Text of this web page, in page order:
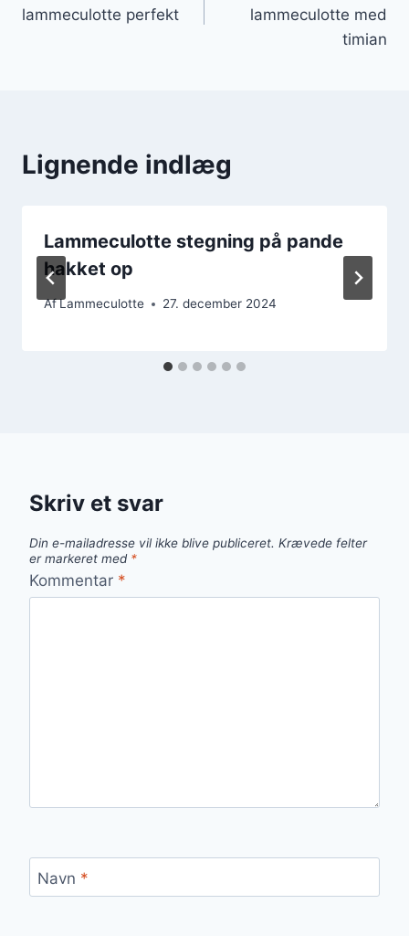
lammeculotte perfekt
lammeculotte med
timian
Lignende indlæg
Lammeculotte stegning på pande
hakket op
AfLammeculotte 27. december 2024
Skriv et svar
Din e-mailadresse vil ikke blive publiceret. Krævede felter
er markeret med *
Kommentar *
Navn *